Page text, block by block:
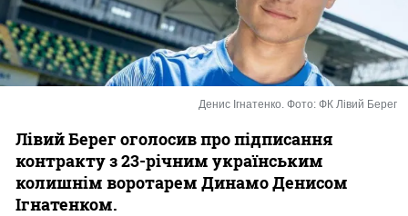
Казино
Денис Ігнатенко. Фото: ФК Лівий Берег
Лівий Берег оголосив про підписання
контракту з 23-річним українським
колишнім воротарем Динамо Денисом
Ігнатенком.